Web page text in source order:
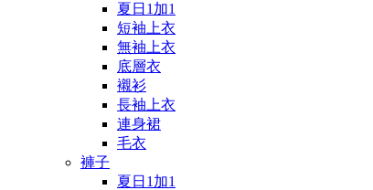
夏日1加1
短袖上衣
無袖上衣
底層衣
襯衫
長袖上衣
連身裙
毛衣
褲子
夏日1加1